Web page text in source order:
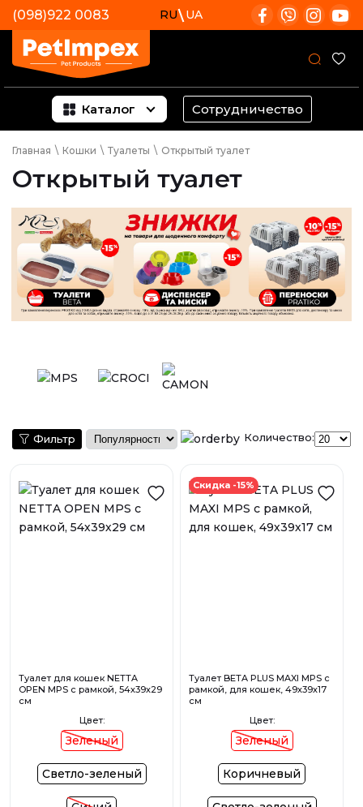
(098)922 0083 RU UA
Каталог Сотрудничество
Главная \ Кошки \ Туалеты \ Открытый туалет
Открытый туалет
Фильтр Количество:
Туалет для кошек NETTA
OPEN MPS с рамкой, 54х39х29
см
Цвет:
Зеленый
Светло-зеленый
Скидка -15%
Туалет BETA PLUS MAXI MPS с
рамкой, для кошек, 49х39х17
см
Цвет:
Зеленый
Коричневый